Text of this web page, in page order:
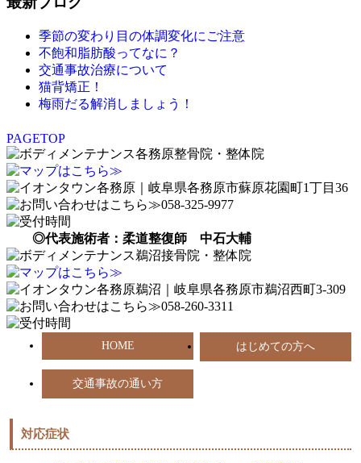
季節の変わり目の体調変化にご注意
不飽和脂肪酸ってなに？
交通事故治療について
猫背矯正！
梅雨だる解消しましょう！
PAGETOP
◎代表施術者：柔道整復師 中石大輔
HOME はじめての方へ
交通事故の通い方
対応症状